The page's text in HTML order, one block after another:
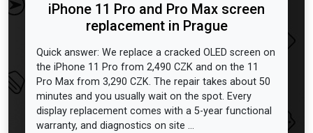
iPhone 11 Pro and Pro Max screen
replacement in Prague
Quick answer: We replace a cracked OLED screen on
the iPhone 11 Pro from 2,490 CZK and on the 11
Pro Max from 3,290 CZK. The repair takes about 50
minutes and you usually wait on the spot. Every
display replacement comes with a 5-year functional
warranty, and diagnostics on site ...